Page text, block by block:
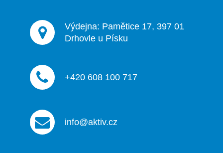
Výdejna: Pamětice 17, 397 01
Drhovle u Písku
+420 608 100 717
info@aktiv.cz